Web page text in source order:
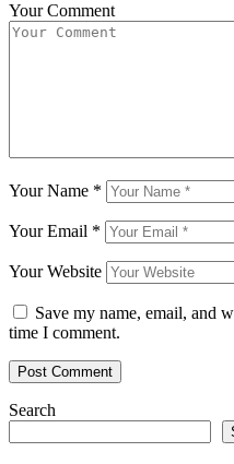
Your Comment
Your Name *
Your Email *
Your Website
Save my name, email, and
time I comment.
Search